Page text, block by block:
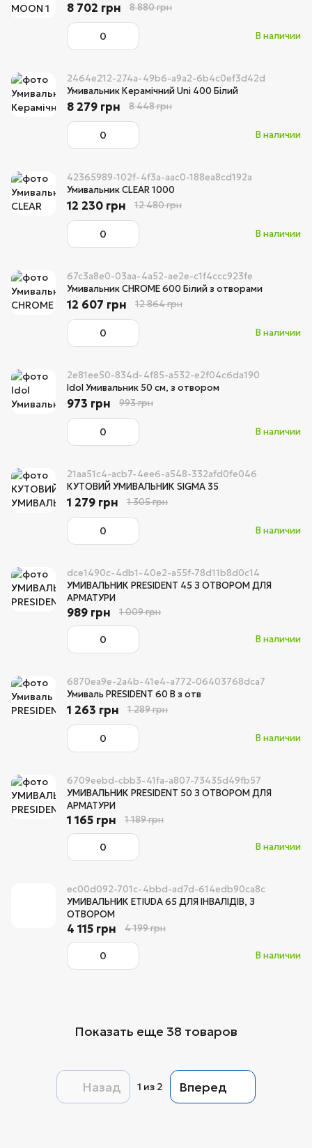
В наличии
8 702 грн 8 880 грн
2464e212-274a-49b6-a9a2-6b4c0ef3d42d
Умивальник Керамічний Uni 400 Білий
В наличии
8 279 грн 8 448 грн
42365989-102f-4f3a-aac0-188ea8cd192a
Умивальник CLEAR 1000
В наличии
12 230 грн 12 480 грн
67c3a8e0-03aa-4a52-ae2e-c1f4ccc923fe
Умивальник CHROME 600 Білий з отворами
В наличии
12 607 грн 12 864 грн
2e81ee50-834d-4f85-a532-e2f04c6da190
Idol Умивальник 50 см, з отвором
В наличии
973 грн 993 грн
21aa51c4-acb7-4ee6-a548-332afd0fe046
КУТОВИЙ УМИВАЛЬНИК SIGMA 35
В наличии
1 279 грн 1 305 грн
dce1490c-4db1-40e2-a55f-78d11b8d0c14
УМИВАЛЬНИК PRESIDENT 45 З ОТВОРОМ ДЛЯ
АРМАТУРИ
В наличии
989 грн 1 009 грн
6870ea9e-2a4b-41e4-a772-06403768dca7
Умиваль PRESIDENT 60 В з отв
В наличии
1 263 грн 1 289 грн
6709eebd-cbb3-41fa-a807-73435d49fb57
УМИВАЛЬНИК PRESIDENT 50 З ОТВОРОМ ДЛЯ
АРМАТУРИ
В наличии
1 165 грн 1 189 грн
ec00d092-701c-4bbd-ad7d-614edb90ca8c
УМИВАЛЬНИК ETIUDA 65 ДЛЯ ІНВАЛІДІВ, З
ОТВОРОМ
В наличии
4 115 грн 4 199 грн
Показать еще 38 товаров
Назад 1 из 2 Вперед